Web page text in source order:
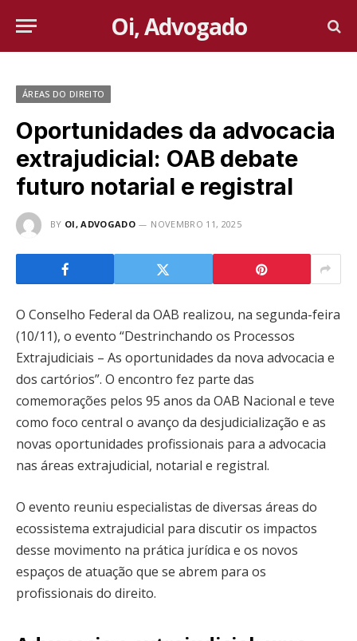
Oi, Advogado
ÁREAS DO DIREITO
Oportunidades da advocacia
extrajudicial: OAB debate
futuro notarial e registral
BY OI, ADVOGADO NOVEMBRO 11, 2025
O Conselho Federal da OAB realizou, na segunda-feira
(10/11), o evento “Destrinchando os Processos
Extrajudiciais – As oportunidades da nova advocacia e
dos cartórios”. O encontro fez parte das
comemorações pelos 95 anos da OAB Nacional e teve
como foco central o avanço da desjudicialização e as
novas oportunidades profissionais para a advocacia
nas áreas extrajudicial, notarial e registral.
O evento reuniu especialistas de diversas áreas do
ecossistema extrajudicial para discutir os impactos
desse movimento na prática jurídica e os novos
espaços de atuação que se abrem para os
profissionais do direito.